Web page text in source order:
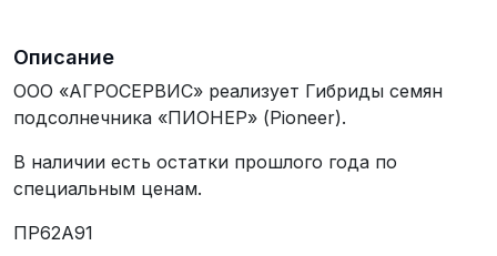
Описание
ООО «АГРОСЕРВИС» реализует Гибриды семян
подсолнечника «ПИОНЕР» (Pioneer).
В наличии есть остатки прошлого года по
специальным ценам.
ПР62А91